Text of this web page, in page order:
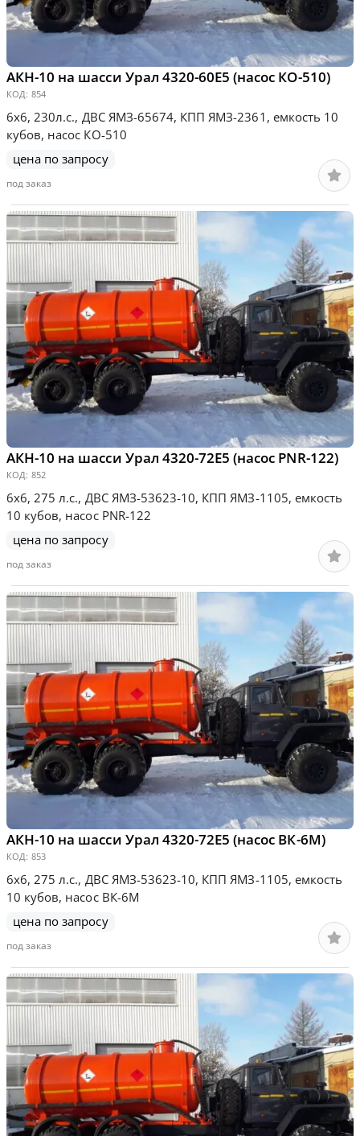
АКН-10 на шасси Урал 4320-60Е5 (насос КО-510)
КОД: 854
6х6, 230л.с., ДВС ЯМЗ-65674, КПП ЯМЗ-2361, емкость 10
кубов, насос КО-510
цена по запросу
под заказ
АКН-10 на шасси Урал 4320-72Е5 (насос PNR-122)
КОД: 852
6х6, 275 л.с., ДВС ЯМЗ-53623-10, КПП ЯМЗ-1105, емкость
10 кубов, насос PNR-122
цена по запросу
под заказ
АКН-10 на шасси Урал 4320-72Е5 (насос ВК-6М)
КОД: 853
6х6, 275 л.с., ДВС ЯМЗ-53623-10, КПП ЯМЗ-1105, емкость
10 кубов, насос ВК-6М
цена по запросу
под заказ